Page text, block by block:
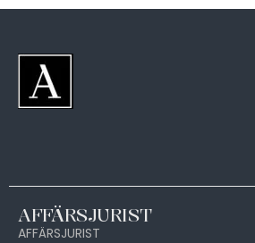
AFFÄRSJURIST
AFFÄRSJURIST